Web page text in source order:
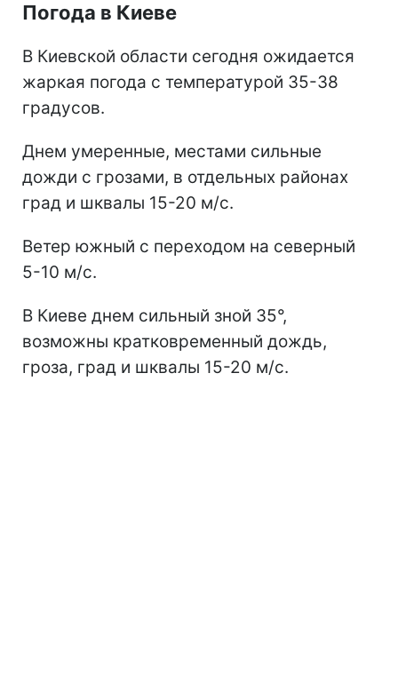
Погода в Киеве
В Киевской области сегодня ожидается
жаркая погода с температурой 35-38
градусов.
Днем умеренные, местами сильные
дожди с грозами, в отдельных районах
град и шквалы 15-20 м/с.
Ветер южный с переходом на северный
5-10 м/с.
В Киеве днем сильный зной 35°,
возможны кратковременный дождь,
гроза, град и шквалы 15-20 м/с.